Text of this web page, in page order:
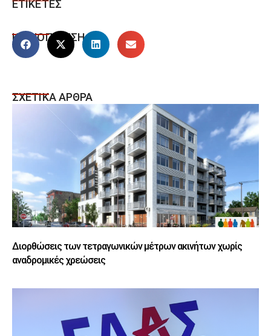
ΕΤΙΚΕΤΕΣ
ΚΟΙΝΟΠΟΙΗΣΗ
ΣΧΕΤΙΚΑ ΑΡΘΡΑ
Διορθώσεις των τετραγωνικών μέτρων ακινήτων χωρίς
αναδρομικές χρεώσεις